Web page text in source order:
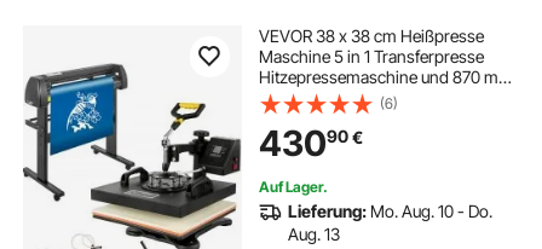
VEVOR 38 x 38 cm Heißpresse
Maschine 5 in 1 Transferpresse
Hitzepressemaschine und 870 mm
Vinyl Schneideplotter
Schneideplotter Desktop Maschine
(38 x 38 cm)
(6)
43090€
Auf Lager.
Lieferung: Mo. Aug. 10 - Do.
Aug. 13